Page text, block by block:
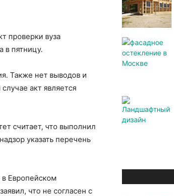
проверки вуза
в пятницу.
Также нет выводов и
акт является
считает, что выполнил
указать перечень
Европейском
что не согласен с